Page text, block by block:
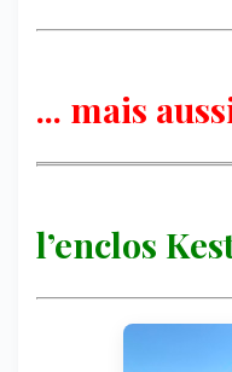
... mais
l’enclos